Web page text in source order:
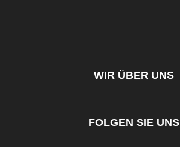
WIR ÜBER UNS
FOLGEN SIE UNS